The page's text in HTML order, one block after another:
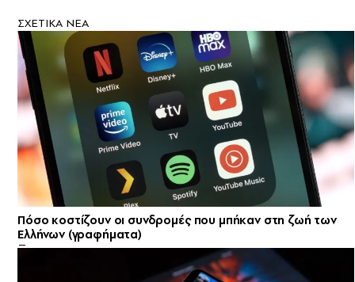
ΣXETIKA NEA
Πόσο κοστίζουν οι συνδρομές που μπήκαν στη ζωή των
Ελλήνων (γραφήματα)